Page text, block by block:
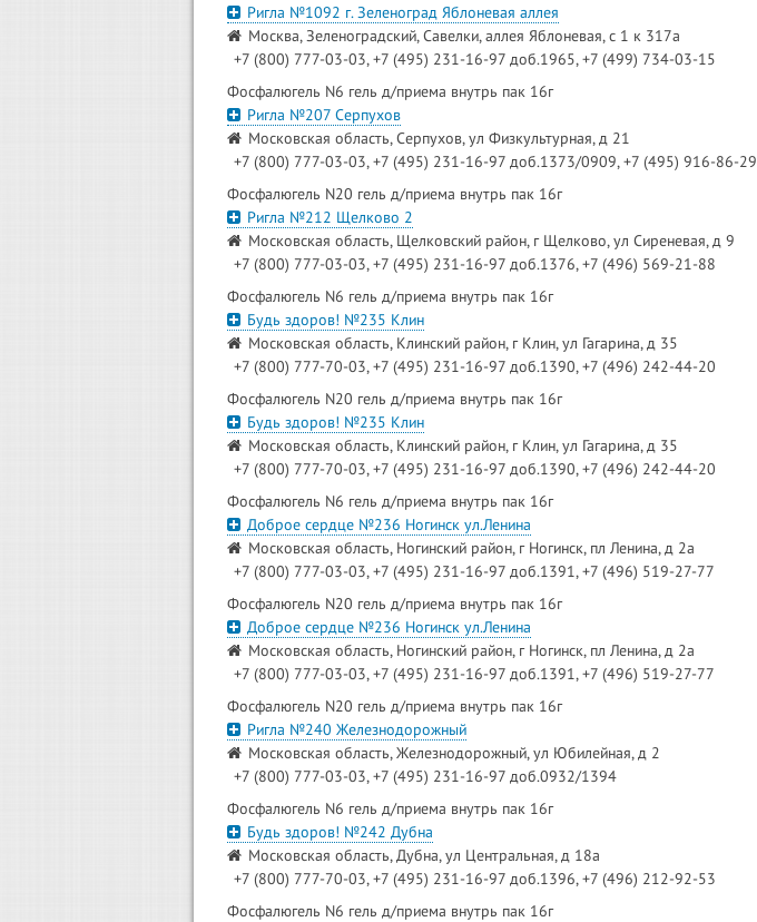
Ригла №1092 г. Зеленоград Яблоневая аллея
Москва, Зеленоградский, Савелки, аллея Яблоневая, с 1 к 317а
+7 (800) 777-03-03, +7 (495) 231-16-97 доб.1965, +7 (499) 734-03-15
Фосфалюгель N6 гель д/приема внутрь пак 16г
Ригла №207 Серпухов
Московская область, Серпухов, ул Физкультурная, д 21
+7 (800) 777-03-03, +7 (495) 231-16-97 доб.1373/0909, +7 (495) 916-86-29
Фосфалюгель N20 гель д/приема внутрь пак 16г
Ригла №212 Щелково 2
Московская область, Щелковский район, г Щелково, ул Сиреневая, д 9
+7 (800) 777-03-03, +7 (495) 231-16-97 доб.1376, +7 (496) 569-21-88
Фосфалюгель N6 гель д/приема внутрь пак 16г
Будь здоров! №235 Клин
Московская область, Клинский район, г Клин, ул Гагарина, д 35
+7 (800) 777-70-03, +7 (495) 231-16-97 доб.1390, +7 (496) 242-44-20
Фосфалюгель N20 гель д/приема внутрь пак 16г
Будь здоров! №235 Клин
Московская область, Клинский район, г Клин, ул Гагарина, д 35
+7 (800) 777-70-03, +7 (495) 231-16-97 доб.1390, +7 (496) 242-44-20
Фосфалюгель N6 гель д/приема внутрь пак 16г
Доброе сердце №236 Ногинск ул.Ленина
Московская область, Ногинский район, г Ногинск, пл Ленина, д 2а
+7 (800) 777-03-03, +7 (495) 231-16-97 доб.1391, +7 (496) 519-27-77
Фосфалюгель N20 гель д/приема внутрь пак 16г
Доброе сердце №236 Ногинск ул.Ленина
Московская область, Ногинский район, г Ногинск, пл Ленина, д 2а
+7 (800) 777-03-03, +7 (495) 231-16-97 доб.1391, +7 (496) 519-27-77
Фосфалюгель N20 гель д/приема внутрь пак 16г
Ригла №240 Железнодорожный
Московская область, Железнодорожный, ул Юбилейная, д 2
+7 (800) 777-03-03, +7 (495) 231-16-97 доб.0932/1394
Фосфалюгель N6 гель д/приема внутрь пак 16г
Будь здоров! №242 Дубна
Московская область, Дубна, ул Центральная, д 18а
+7 (800) 777-70-03, +7 (495) 231-16-97 доб.1396, +7 (496) 212-92-53
Фосфалюгель N6 гель д/приема внутрь пак 16г